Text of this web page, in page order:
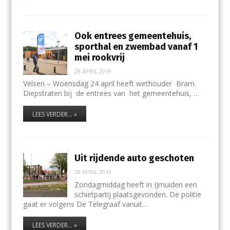
Ook entrees gemeentehuis,
sporthal en zwembad vanaf 1
mei rookvrij
29 APRIL 2019
Velsen – Woensdag 24 april heeft wethouder Bram
Diepstraten bij de entrees van het gemeentehuis, …
LEES VERDER... »
Uit rijdende auto geschoten
28 APRIL 2019
Zondagmiddag heeft in IJmuiden een
schietpartij plaatsgevonden. De politie
gaat er volgens De Telegraaf vanuit…
LEES VERDER... »